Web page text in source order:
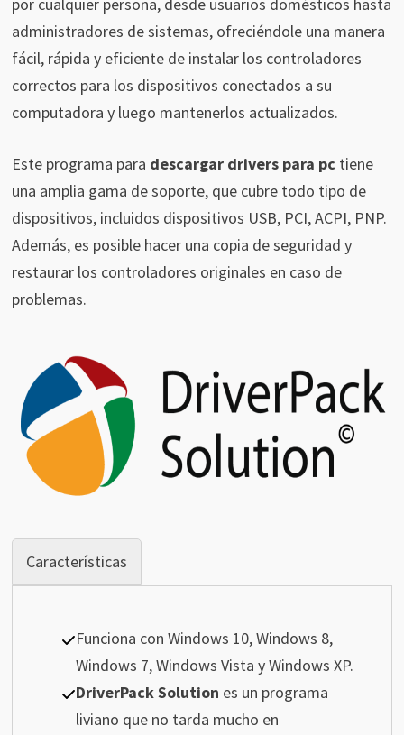
por cualquier persona, desde usuarios domésticos hasta
administradores de sistemas, ofreciéndole una manera
fácil, rápida y eficiente de instalar los controladores
correctos para los dispositivos conectados a su
computadora y luego mantenerlos actualizados.
Este programa para descargar drivers para pc tiene
una amplia gama de soporte, que cubre todo tipo de
dispositivos, incluidos dispositivos USB, PCI, ACPI, PNP.
Además, es posible hacer una copia de seguridad y
restaurar los controladores originales en caso de
problemas.
Características
Funciona con Windows 10, Windows 8,
Windows 7, Windows Vista y Windows XP.
DriverPack Solution es un programa
liviano que no tarda mucho en